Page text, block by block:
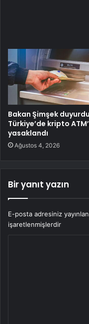
Bakan Şimşek
Türkiye’de kripto
yasaklandı
Ağustos 4, 2026
Bir yanıt yazın
E-posta adresiniz
işaretlenmişlerdir